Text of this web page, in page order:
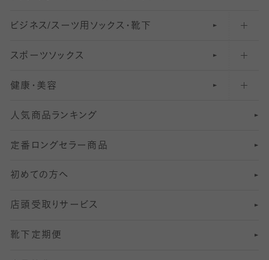
クルーソックス（ふくらはぎ下）
ハイソックス
オーバーニー・ニーハイソックス
61〜80デニールタイツ
81 〜110デニールタイツ
111〜210デニールタイツ
211デニールタイツ以上（防寒・厚手タイツ）
レギンスパンツ（レギパン）
マタニティレギンス
5 分丈
6 分丈レギンス
7 分丈 レギンス
8 分丈 レギンス
10分丈 レギンス
12分丈レギンス
ショートストッキング
結婚式用ストッキング
美脚ストッキング
オールスルーストッキング
ビジネス/スーツ用 ソックス・靴下
匠シリーズ
フレッシャーズ向けソックス・靴下
冠婚葬祭向けソックス・靴下
スーツカジュアルソックス・靴下
ロングホーズ
スポーツソックス
ランニングソックス・靴下
ゴルフソックス・靴下
サッカー・フットサル用ソックス
ヨガソックス・靴下
スポーツ用レッグウォーマー
SSサイズ（21～23cm）
健康・美容
インナーソックス
加圧・着圧ソックス
冷えとり靴下
着圧・加圧タイツ
むくみ対策
人気商品ランキング
定番ロングセラー商品
初めての方へ
店頭受取りサービス
靴下定期便